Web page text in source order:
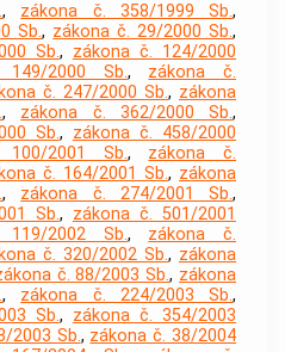
, zákona č. 358/1999 Sb.,
Sb., zákona č. 29/2000 Sb.,
Sb., zákona č. 124/2000
2000 Sb., zákona č.
č. 247/2000 Sb., zákona
, zákona č. 362/2000 Sb.,
Sb., zákona č. 458/2000
2001 Sb., zákona č.
č. 164/2001 Sb., zákona
, zákona č. 274/2001 Sb.,
Sb., zákona č. 501/2001
2002 Sb., zákona č.
č. 320/2002 Sb., zákona
č. 88/2003 Sb., zákona
, zákona č. 224/2003 Sb.,
Sb., zákona č. 354/2003
2003 Sb., zákona č. 38/2004